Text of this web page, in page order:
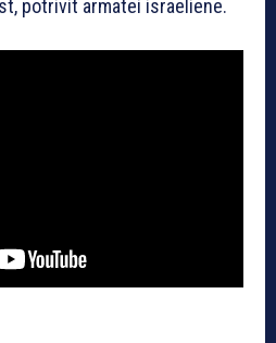
potrivit armatei israeliene.